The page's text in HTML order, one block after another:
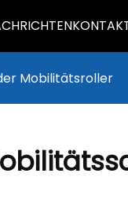
Mobilitätsroller